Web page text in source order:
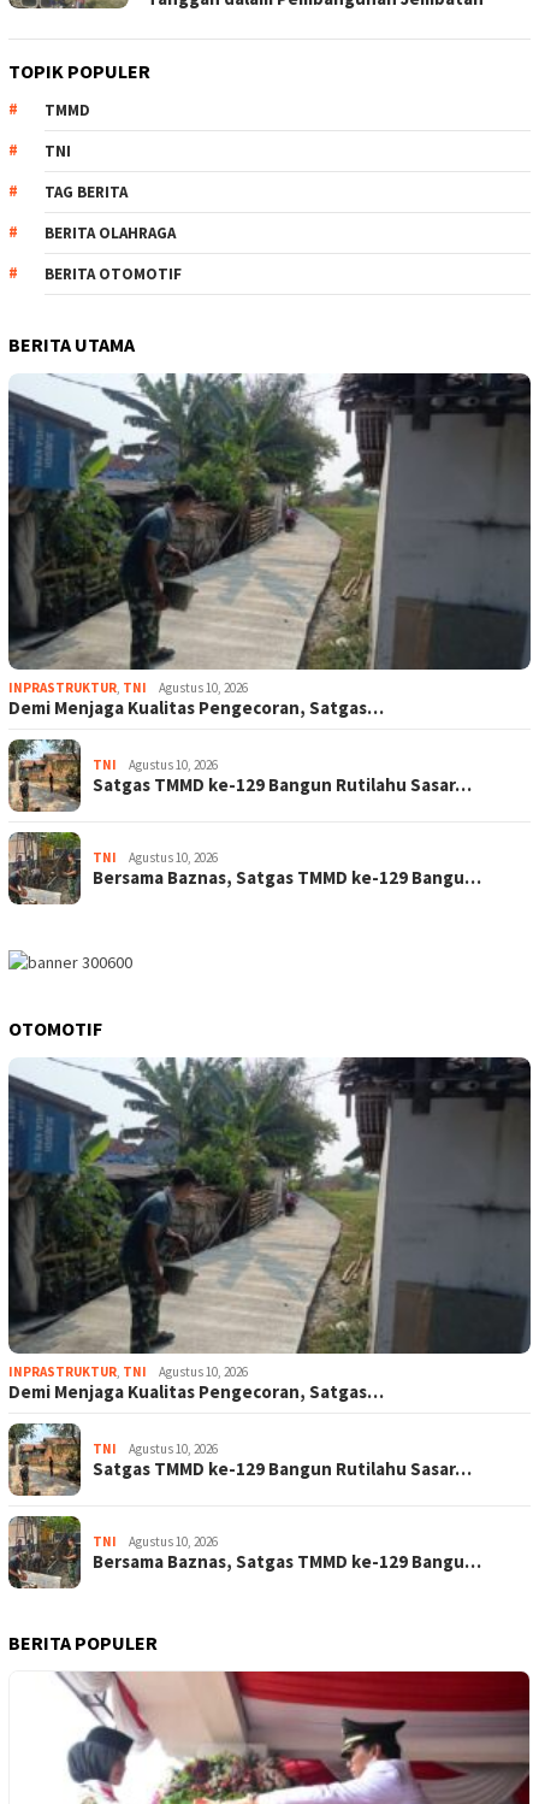
TOPIK POPULER
TMMD
TNI
TAG BERITA
BERITA OLAHRAGA
BERITA OTOMOTIF
BERITA UTAMA
INPRASTRUKTUR TNI Agustus 10, 2026
Demi Menjaga Kualitas Pengecoran, Satgas…
TNI Agustus 10, 2026
Satgas TMMD ke-129 Bangun Rutilahu Sasar…
TNI Agustus 10, 2026
Bersama Baznas, Satgas TMMD ke-129 Bangu…
OTOMOTIF
INPRASTRUKTUR TNI Agustus 10, 2026
Demi Menjaga Kualitas Pengecoran, Satgas…
TNI Agustus 10, 2026
Satgas TMMD ke-129 Bangun Rutilahu Sasar…
TNI Agustus 10, 2026
Bersama Baznas, Satgas TMMD ke-129 Bangu…
BERITA POPULER